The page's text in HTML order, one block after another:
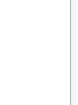
جنيه مصري. يتميز
من الحي الحكومي،